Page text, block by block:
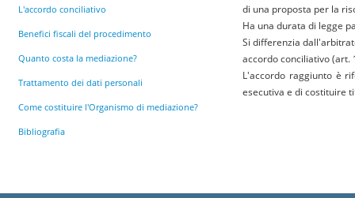
L'accordo conciliativo
Benefici fiscali del procedimento
Quanto costa la mediazione?
Trattamento dei dati personali
Come costituire l'Organismo di mediazione?
Bibliografia
di una proposta per la
Ha una durata di legge
Si differenzia
accordo conciliativo (art.
L'accordo raggiunto è
esecutiva e di costituire